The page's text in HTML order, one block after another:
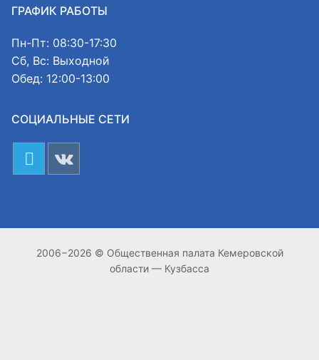
ГРАФИК РАБОТЫ
Пн-Пт: 08:30-17:30
Сб, Вс: Выходной
Обед: 12:00-13:00
СОЦИАЛЬНЫЕ СЕТИ
2006−2026 © Общественная палата Кемеровской
области — Кузбасса